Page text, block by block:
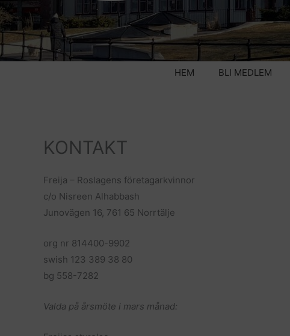
HEM BLI MEDLEM
KONTAKT
Freija – Roslagens företagarkvinnor
c/o Nisreen Alhabbash
Junovägen 16, 761 65 Norrtälje
org nr 814400-9902
swish 123 389 38 80
bg 558-7282
Valda på årsmöte i mars månad: